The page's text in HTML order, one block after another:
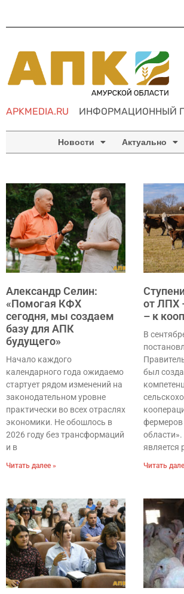
APKMEDIA.RU ИНФОРМАЦИОННЫЙ
Новости Актуально
Александр Селин:
«Помогая КФХ
сегодня, мы создаем
базу для АПК
будущего»
Начало каждого
календарного года ожидаемо
стартует рядом изменений на
законодательном уровне
практически во всех отраслях
экономики. Не обошлось в
2026 году без трансформаций
и в
Читать далее »
от ЛПХ
– к
В
был
области».
является
Читать